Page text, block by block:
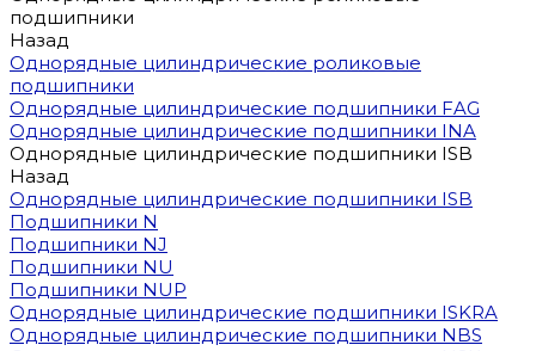
подшипники
Назад
Однорядные цилиндрические роликовые
подшипники
Однорядные цилиндрические подшипники FAG
Однорядные цилиндрические подшипники INA
Однорядные цилиндрические подшипники ISB
Назад
Однорядные цилиндрические подшипники ISB
Подшипники N
Подшипники NJ
Подшипники NU
Подшипники NUP
Однорядные цилиндрические подшипники ISKRA
Однорядные цилиндрические подшипники NBS